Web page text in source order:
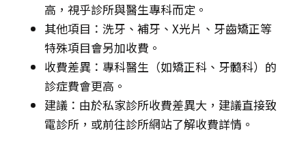
高，視乎診所與醫生專科而定。
其他項目：洗牙、補牙、X光片、牙齒矯正等
特殊項目會另加收費。
收費差異：專科醫生（如矯正科、牙髓科）的
診症費會更高。
建議：由於私家診所收費差異大，建議直接致
電診所，或前往診所網站了解收費詳情。